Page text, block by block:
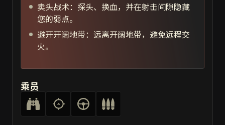
卖头战术：探头、换血，并在射击间隙隐藏
您的弱点。
避开开阔地带：远离开阔地带，避免远程交
火。
乘员